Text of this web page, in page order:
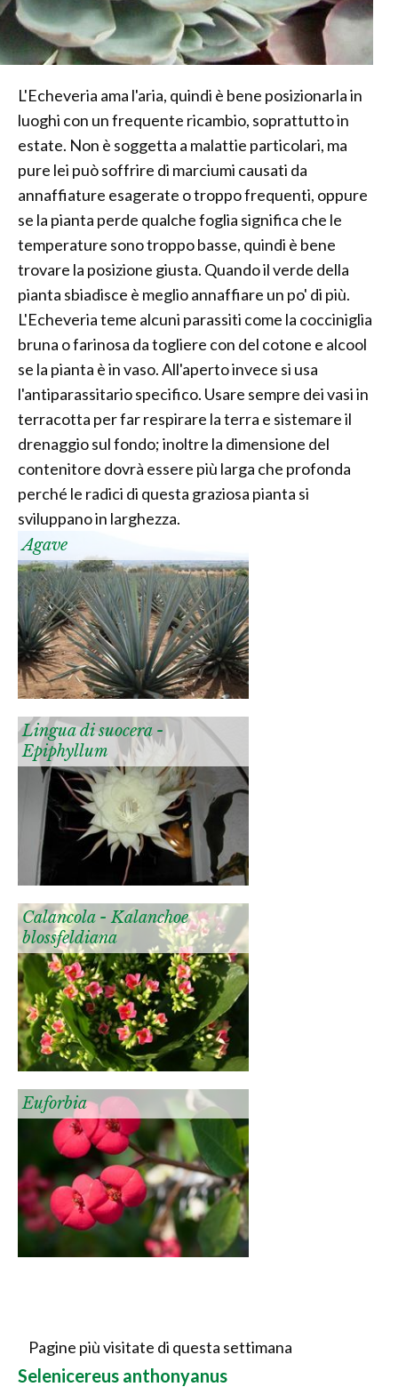
L'Echeveria ama l'aria, quindi è bene posizionarla in
luoghi con un frequente ricambio, soprattutto in
estate. Non è soggetta a malattie particolari, ma
pure lei può soffrire di marciumi causati da
annaffiature esagerate o troppo frequenti, oppure
se la pianta perde qualche foglia significa che le
temperature sono troppo basse, quindi è bene
trovare la posizione giusta. Quando il verde della
pianta sbiadisce è meglio annaffiare un po' di più.
L'Echeveria teme alcuni parassiti come la cocciniglia
bruna o farinosa da togliere con del cotone e alcool
se la pianta è in vaso. All'aperto invece si usa
l'antiparassitario specifico. Usare sempre dei vasi in
terracotta per far respirare la terra e sistemare il
drenaggio sul fondo; inoltre la dimensione del
contenitore dovrà essere più larga che profonda
perché le radici di questa graziosa pianta si
sviluppano in larghezza.
Agave
Lingua di suocera -
Epiphyllum
Calancola - Kalanchoe
blossfeldiana
Euforbia
Pagine più visitate di questa settimana
Selenicereus anthonyanus